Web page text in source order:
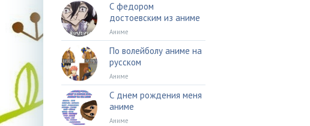
С федором
достоевским из аниме
Аниме
По волейболу аниме на
русском
Аниме
С днем рождения меня
аниме
Аниме